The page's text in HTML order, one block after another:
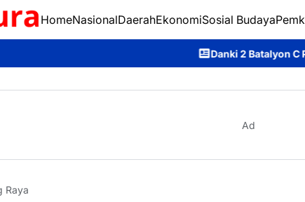
HomeNasionalDaerahEkonomiSosial Budaya
Danki 2 Batalyon C Pelopor Satbrimob
Ad
Raya